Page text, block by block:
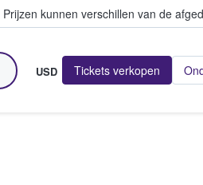
Prijzen kunnen verschillen van de
USD Tickets verkopen